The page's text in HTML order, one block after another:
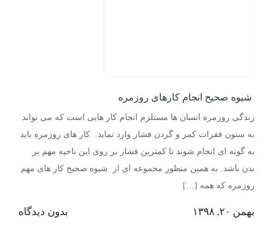
شیوه صحیح انجام کارهای روزمره
زندگی روزمره انسان ها مستلزم انجام کار هایی است که می تواند
به ستون فقرات کمر و گردن فشار وارد نماید. کار های روزمره باید
به گونه ای انجام شوند تا کمترین فشار بر روی این ناحیه مهم بر
بدن باشد. به همین منظور مجموعه ای از شیوه صحیح کار های مهم
روزمره که همه […]
بهمن ۲۰, ۱۳۹۸ بدون دیدگاه